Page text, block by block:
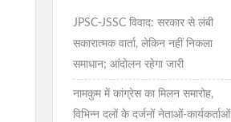
JPSC-JSSC विवाद: सरकार से लंबी
सकारात्मक वार्ता, लेकिन नहीं निकला
समाधान; आंदोलन रहेगा जारी
नामकुम में कांग्रेस का मिलन समारोह,
विभिन्न दलों के दर्जनों नेताओं-कार्यकर्ताओं